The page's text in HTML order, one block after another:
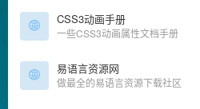
CSS3动画手册
一些CSS3动画属性文档手册
易语言资源网
做最全的易语言资源下载社区